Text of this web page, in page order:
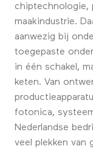
chiptechnologie,
maakindustrie.
aanwezig bij
toegepaste
in één schakel,
keten. Van
fotonica,
Nederlandse
veel plekken van